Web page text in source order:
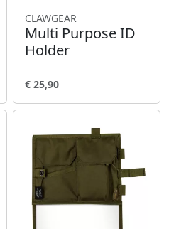
CLAWGEAR
Multi Purpose ID
Holder
€ 25,90